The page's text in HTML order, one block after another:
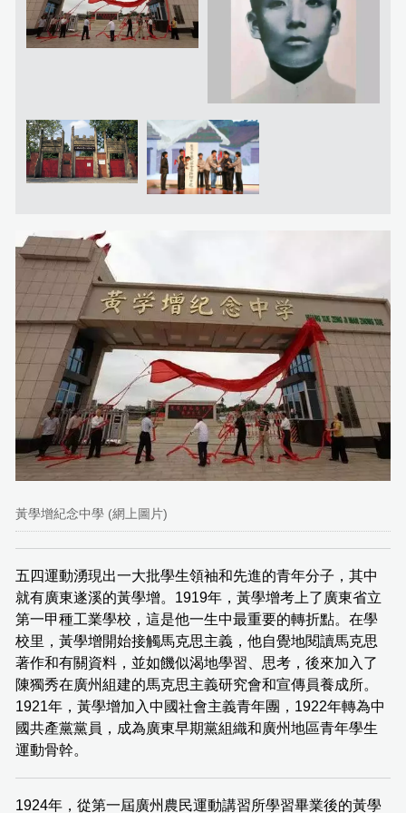
黃學增紀念中學 (網上圖片)
五四運動湧現出一大批學生領袖和先進的青年分子，其中
就有廣東遂溪的黃學增。1919年，黃學增考上了廣東省立
第一甲種工業學校，這是他一生中最重要的轉折點。在學
校里，黃學增開始接觸馬克思主義，他自覺地閱讀馬克思
著作和有關資料，並如饑似渴地學習、思考，後來加入了
陳獨秀在廣州組建的馬克思主義研究會和宣傳員養成所。
1921年，黃學增加入中國社會主義青年團，1922年轉為中
國共產黨黨員，成為廣東早期黨組織和廣州地區青年學生
運動骨幹。
1924年，從第一屆廣州農民運動講習所學習畢業後的黃學